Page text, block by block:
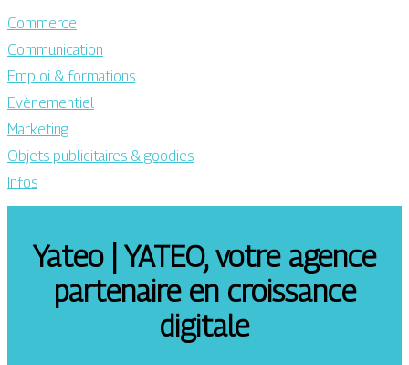
Commerce
Communication
Emploi & formations
Evènementiel
Marketing
Objets publicitaires & goodies
Infos
Yateo | YATEO, votre agence
partenaire en croissance
digitale